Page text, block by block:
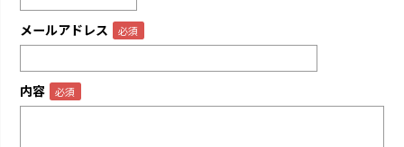
メールアドレス
内容